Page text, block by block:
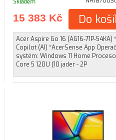
Skladem
15 383 Kč Do
Acer Aspire Go 16 (AG16-71P-54KA)
Copilot (AI) *AcerSense App
systém: Windows 11 Home
Core 5 120U (10 jader - 2P